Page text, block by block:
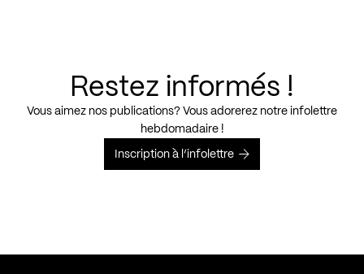
Restez informés !
Vous aimez nos publications? Vous adorerez notre infolettre
hebdomadaire !
Inscription à l’infolettre